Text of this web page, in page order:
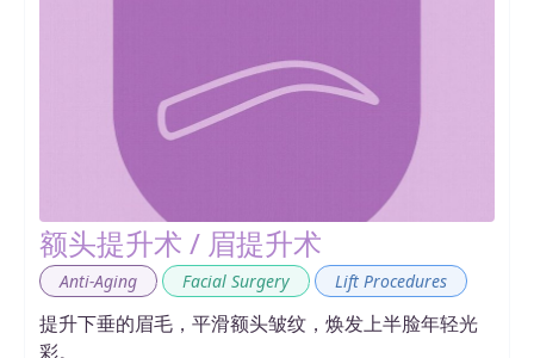
额头提升术 / 眉提升术
Anti-Aging Facial Surgery Lift Procedures
提升下垂的眉毛，平滑额头皱纹，焕发上半脸年轻光
彩。